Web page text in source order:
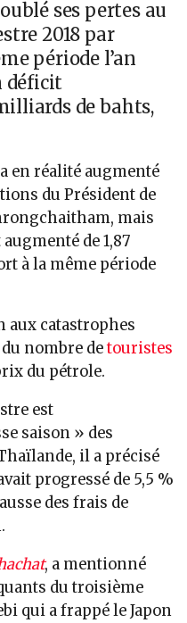
ses pertes au
2018 par
période l’an
déficit
de bahts,
en réalité augmenté
du Président de
mais
de 1,87
à la même période
aux catastrophes
nombre detouristes
du pétrole.
est
saison » des
il a précisé
progressé de 5,5 %
des frais de
, a mentionné
du troisième
qui a frappé le Japon